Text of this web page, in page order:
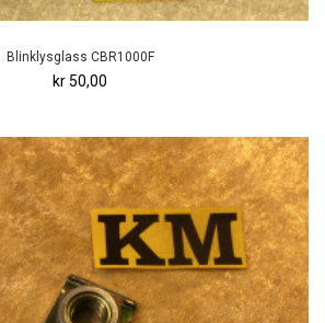
Blinklysglass CBR1000F
kr 50,00